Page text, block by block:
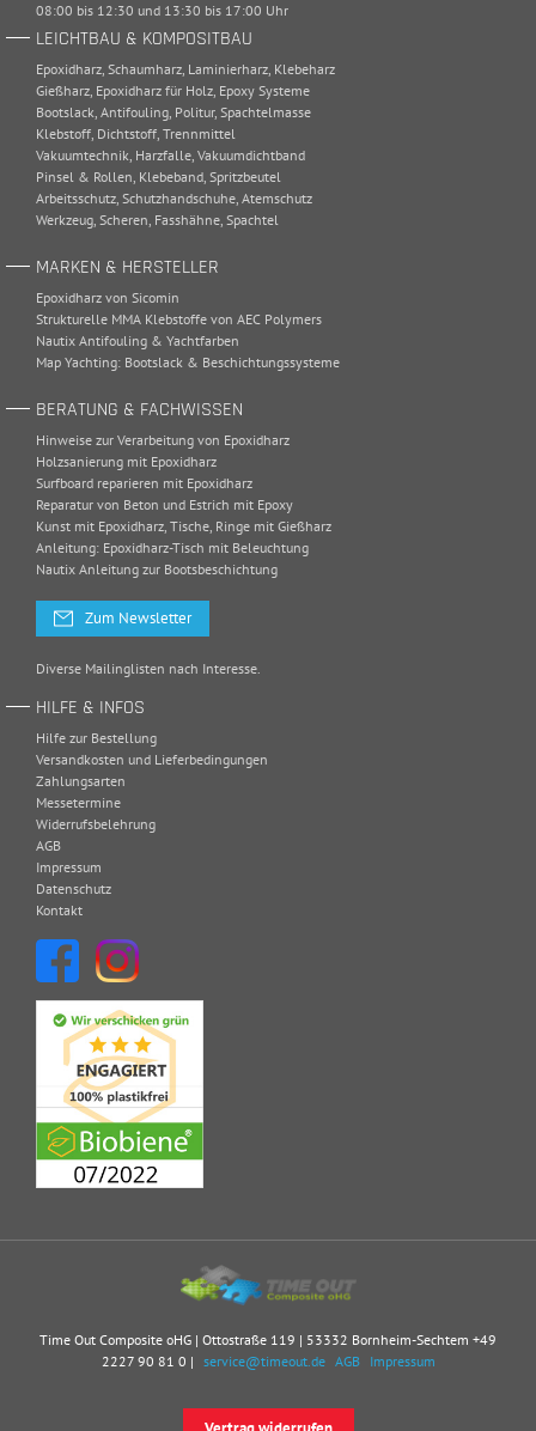
08:00 bis 12:30 und 13:30 bis 17:00 Uhr
LEICHTBAU & KOMPOSITBAU
Epoxidharz, Schaumharz, Laminierharz, Klebeharz
Gießharz, Epoxidharz für Holz, Epoxy Systeme
Bootslack, Antifouling, Politur, Spachtelmasse
Klebstoff, Dichtstoff, Trennmittel
Vakuumtechnik, Harzfalle, Vakuumdichtband
Pinsel & Rollen, Klebeband, Spritzbeutel
Arbeitsschutz, Schutzhandschuhe, Atemschutz
Werkzeug, Scheren, Fasshähne, Spachtel
MARKEN & HERSTELLER
Epoxidharz von Sicomin
Strukturelle MMA Klebstoffe von AEC Polymers
Nautix Antifouling & Yachtfarben
Map Yachting: Bootslack & Beschichtungssysteme
BERATUNG & FACHWISSEN
Hinweise zur Verarbeitung von Epoxidharz
Holzsanierung mit Epoxidharz
Surfboard reparieren mit Epoxidharz
Reparatur von Beton und Estrich mit Epoxy
Kunst mit Epoxidharz, Tische, Ringe mit Gießharz
Anleitung: Epoxidharz-Tisch mit Beleuchtung
Nautix Anleitung zur Bootsbeschichtung
Zum Newsletter
Diverse Mailinglisten nach Interesse.
HILFE & INFOS
Hilfe zur Bestellung
Versandkosten und Lieferbedingungen
Zahlungsarten
Messetermine
Widerrufsbelehrung
AGB
Impressum
Datenschutz
Kontakt
Time Out Composite oHG | Ottostraße 119 | 53332 Bornheim-Sechtem +49
2227 90 81 0 | service@timeout.de AGB Impressum